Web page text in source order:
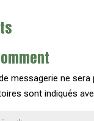
messagerie ne sera
sont indiqués